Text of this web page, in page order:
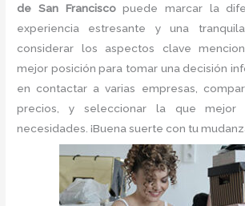
de San Franciscopuede marcar la
experiencia estresante y una
considerar los aspectos clave
mejor posición para tomar una decisión
en contactar a varias empresas,
precios, y seleccionar la que
necesidades. ¡Buena suerte con tu